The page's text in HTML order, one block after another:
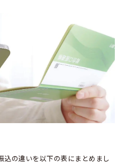
込の違いを以下の表にまとめまし